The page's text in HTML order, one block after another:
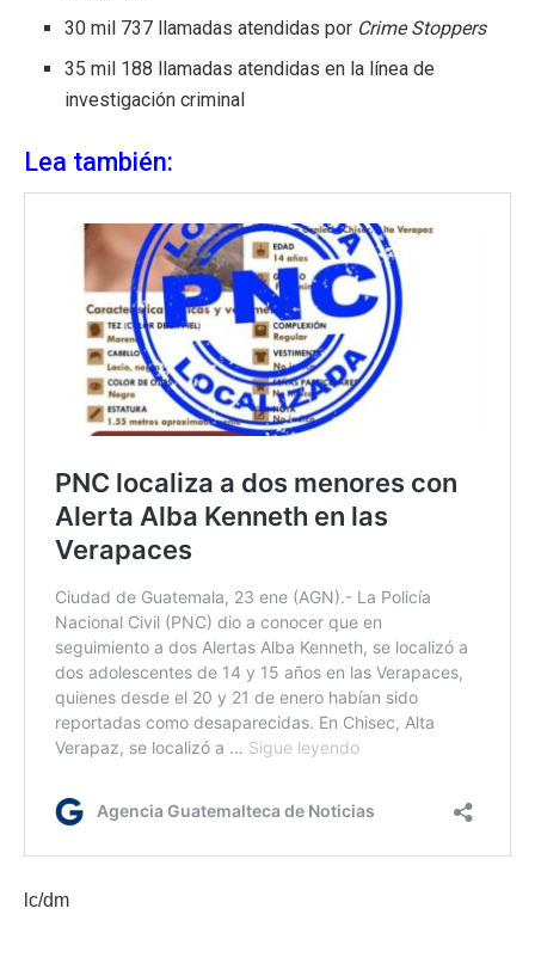
30 mil 737 llamadas atendidas por Crime Stoppers
35 mil 188 llamadas atendidas en la línea de
investigación criminal
Lea también:
lc/dm